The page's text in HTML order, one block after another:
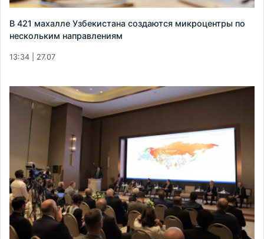
В 421 махалле Узбекистана создаются микроцентры по
нескольким направлениям
13:34 | 27.07